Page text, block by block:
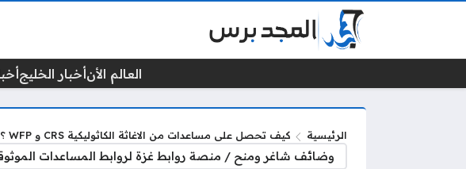
العالم الأنأخبار الخليج
الرئيسية كيف تحصل على مساعدات من الاغاثة الكاثوليكية CRS و WFP ؟ خطوات التسجيل والاستلام في مراكز الإيواء
وضائف شاغر ومنح / منصة روابط غزة لروابط المساعدات